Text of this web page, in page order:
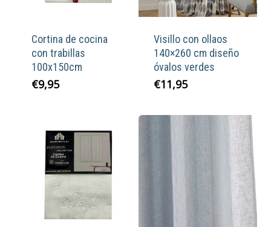
Cortina de cocina
con trabillas
100x150cm
€9,95
Visillo con ollaos
140×260 cm diseño
óvalos verdes
€11,95